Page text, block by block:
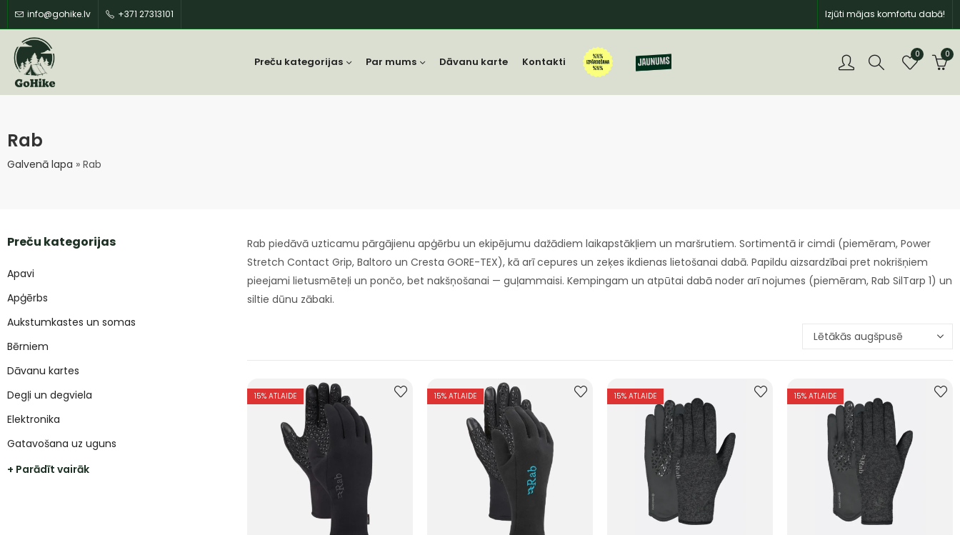
info@gohike.lv +371 27313101 Izjūti mājas komfortu dabā!
Preču kategorijas Par mums Dāvanu karte Kontakti
0 0
Rab
Galvenā lapa » Rab
Rab piedāvā uzticamu pārgājienu apģērbu un ekipējumu dažādiem laikapstākļiem un maršrutiem. Sortimentā ir cimdi (piemēram, Power
Stretch Contact Grip, Baltoro un Cresta GORE-TEX), kā arī cepures un zeķes ikdienas lietošanai dabā. Papildu aizsardzībai pret nokrišņiem
pieejami lietusmēteļi un pončo, bet nakšņošanai — guļammaisi. Kempingam un atpūtai dabā noder arī nojumes (piemēram, Rab SilTarp 1) un
siltie dūnu zābaki.
15% ATLAIDE 15% ATLAIDE 15% ATLAIDE 15% ATLAIDE
Preču kategorijas
Apavi
Apģērbs
Aukstumkastes un somas
Bērniem
Dāvanu kartes
Degļi un degviela
Elektronika
Gatavošana uz uguns
+ Parādīt vairāk